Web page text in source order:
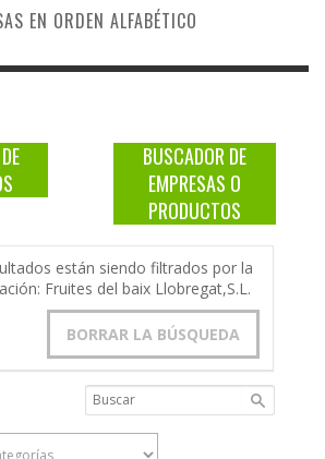
EN ORDEN ALFABÉTICO
BUSCADOR DE
EMPRESAS O
PRODUCTOS
están siendo filtrados por la
Fruites del baix Llobregat,S.L.
BORRAR LA BÚSQUEDA